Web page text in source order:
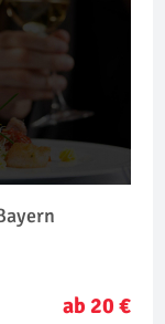
ab 20 €